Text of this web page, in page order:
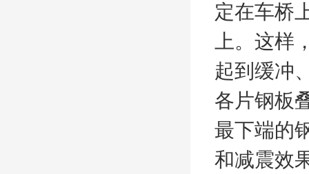
定在车桥
上。这样
起到缓冲
各片钢板
最下端的
和减震效